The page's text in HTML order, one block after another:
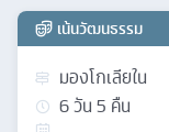
เน้นวัฒนธรรม
มองโกเลียใน
6วัน5 คืน